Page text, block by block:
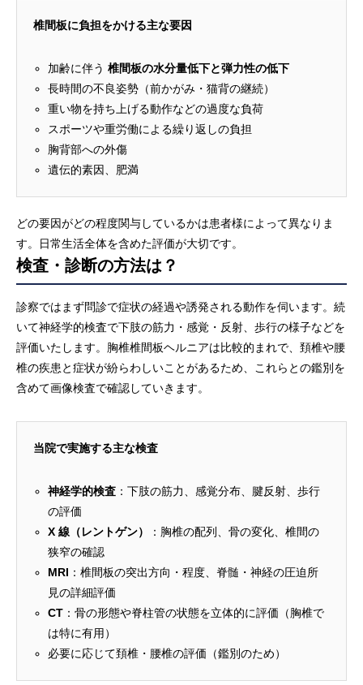
椎間板に負担をかける主な要因
加齢に伴う椎間板の水分量低下と弾力性の低下
長時間の不良姿勢（前かがみ・猫背の継続）
重い物を持ち上げる動作などの過度な負荷
スポーツや重労働による繰り返しの負担
胸背部への外傷
遺伝的素因、肥満
どの要因がどの程度関与しているかは患者様によって異なりま
す。日常生活全体を含めた評価が大切です。
検査・診断の方法は？
診察ではまず問診で症状の経過や誘発される動作を伺います。続
いて神経学的検査で下肢の筋力・感覚・反射、歩行の様子などを
評価いたします。胸椎椎間板ヘルニアは比較的まれで、頚椎や腰
椎の疾患と症状が紛らわしいことがあるため、これらとの鑑別を
含めて画像検査で確認していきます。
当院で実施する主な検査
神経学的検査 ：下肢の筋力、感覚分布、腱反射、歩行
の評価
X 線（レントゲン）
：胸椎の配列、骨の変化、椎間の
狭窄の確認
MRI ：椎間板の突出方向・程度、脊髄・神経の圧迫所
見の詳細評価
CT ：骨の形態や脊柱管の状態を立体的に評価（胸椎で
は特に有用）
必要に応じて頚椎・腰椎の評価（鑑別のため）